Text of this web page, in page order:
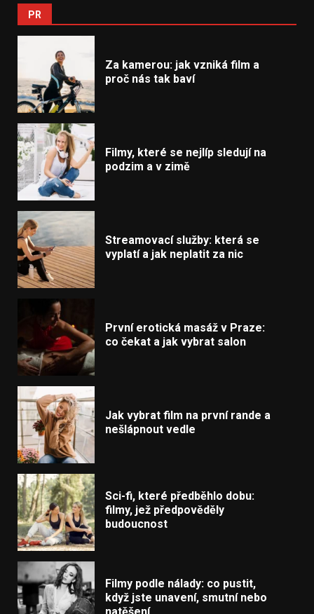
PR
Za kamerou: jak vzniká film a
proč nás tak baví
Filmy, které se nejlíp sledují na
podzim a v zimě
Streamovací služby: která se
vyplatí a jak neplatit za nic
První erotická masáž v Praze:
co čekat a jak vybrat salon
Jak vybrat film na první rande a
nešlápnout vedle
Sci-fi, které předběhlo dobu:
filmy, jež předpověděly
budoucnost
Filmy podle nálady: co pustit,
když jste unavení, smutní nebo